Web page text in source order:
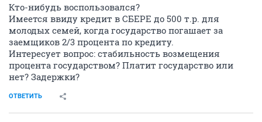
Кто-нибудь воспользовался?
Имеется ввиду кредит в СБЕРЕ до 500 т.р. для
молодых семей, когда государство погашает за
заемщиков 2/3 процента по кредиту.
Интересует вопрос: стабильность возмещения
процента государством? Платит государство или
нет? Задержки?
ОТВЕТИТЬ